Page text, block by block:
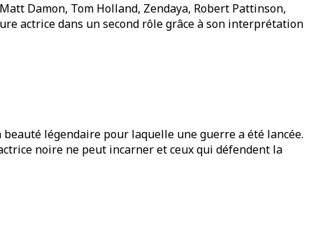
Damon, Tom Holland, Zendaya, Robert Pattinson,
actrice dans un second rôle grâce à son interprétation
légendaire pour laquelle une guerre a été lancée.
noire ne peut incarner et ceux qui défendent la